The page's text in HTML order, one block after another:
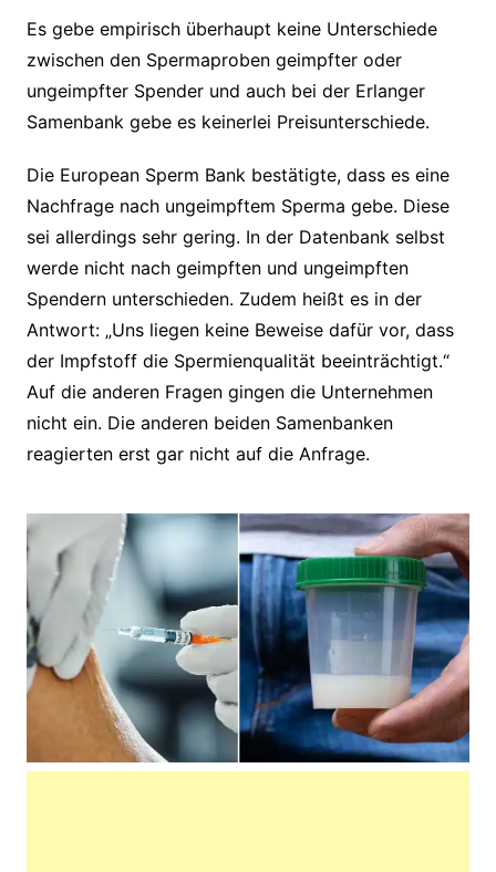
Es gebe empirisch überhaupt keine Unterschiede
zwischen den Spermaproben geimpfter oder
ungeimpfter Spender und auch bei der Erlanger
Samenbank gebe es keinerlei Preisunterschiede.
Die European Sperm Bank bestätigte, dass es eine
Nachfrage nach ungeimpftem Sperma gebe. Diese
sei allerdings sehr gering. In der Datenbank selbst
werde nicht nach geimpften und ungeimpften
Spendern unterschieden. Zudem heißt es in der
Antwort: „Uns liegen keine Beweise dafür vor, dass
der Impfstoff die Spermienqualität beeinträchtigt.“
Auf die anderen Fragen gingen die Unternehmen
nicht ein. Die anderen beiden Samenbanken
reagierten erst gar nicht auf die Anfrage.